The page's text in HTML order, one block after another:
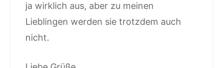
ja wirklich aus, aber zu meinen
Lieblingen werden sie trotzdem auch
nicht.